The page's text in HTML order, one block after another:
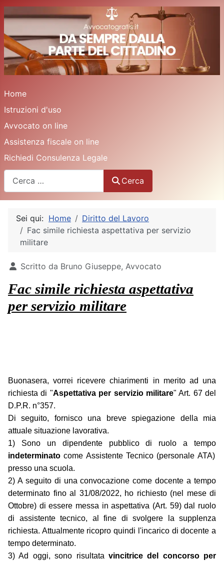
Home
Istruzioni d'uso
Avvocato on line
Assistenza fiscale on line
Richiedi Consulenza Legale
Cerca
Sei qui: Home
Diritto del Lavoro
Fac simile richiesta aspettativa per servizio
militare
Dettagli
Scritto da Bruno Giuseppe, Avvocato
Fac simile richiesta aspettativa
per servizio militare
Buonasera, vorrei ricevere chiarimenti in merito ad una
richiesta di "Aspettativa per servizio militare" Art. 67 del
D.P.R. n°357.
Di seguito, fornisco una breve spiegazione della mia
attuale situazione lavorativa.
1) Sono un dipendente pubblico di ruolo a tempo
indeterminato come Assistente Tecnico (personale ATA)
presso una scuola.
2) A seguito di una convocazione come docente a tempo
determinato fino al 31/08/2022, ho richiesto (nel mese di
Ottobre) di essere messa in aspettativa (Art. 59) dal ruolo
di assistente tecnico, al fine di svolgere la supplenza
richiesta. Attualmente ricopro quindi l'incarico di docente a
tempo determinato.
3) Ad oggi, sono risultata vincitrice del concorso per